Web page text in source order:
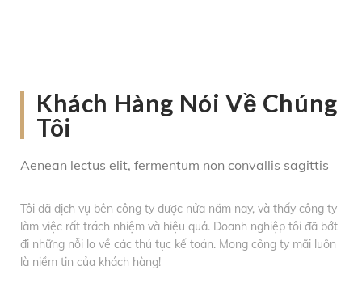
Khách Hàng Nói Về Chúng
Tôi
Aenean lectus elit, fermentum non convallis sagittis
Tôi đã dịch vụ bên công ty được nửa năm nay, và thấy công ty
làm việc rất trách nhiệm và hiệu quả. Doanh nghiệp tôi đã bớt
đi những nỗi lo về các thủ tục kế toán. Mong công ty mãi luôn
là niềm tin của khách hàng!